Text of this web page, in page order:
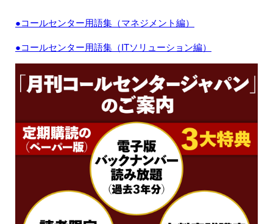
●コールセンター用語集（マネジメント編）
●コールセンター用語集（ITソリューション編）